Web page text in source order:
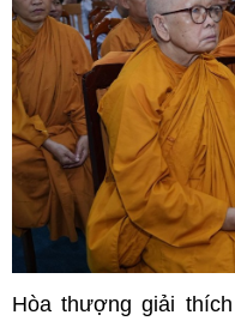
Hòa thượng giải